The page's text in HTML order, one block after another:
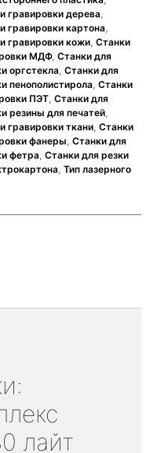
гравировки дерева,
гравировки картона,
гравировки кожи, Станки
МДФ, Станки для
оргстекла, Станки для
пенополистирола, Станки
ПЭТ, Станки для
резины для печатей,
гравировки ткани, Станки
фанеры, Станки для
фетра, Станки для резки
, Тип лазерного
лайт